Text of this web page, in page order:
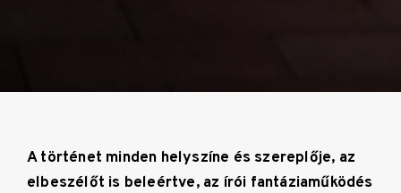
A történet minden helyszíne és szereplője, az
elbeszélőt is beleértve, az írói fantáziaműködés